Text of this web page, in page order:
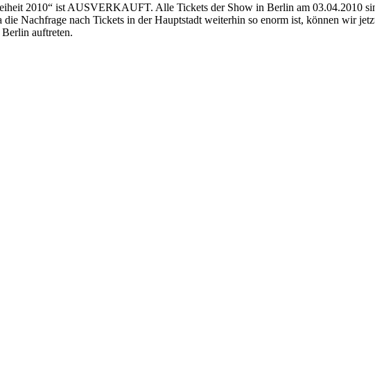
2010“ ist AUSVERKAUFT. Alle Tickets der Show in Berlin am 03.04.2010
Nachfrage nach Tickets in der Hauptstadt weiterhin so enorm ist, können wir
auftreten.